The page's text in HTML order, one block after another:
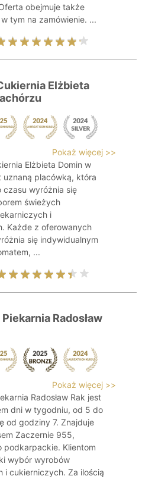
obejmuje także
tym na zamówienie. ...
Elżbieta
Pokaż więcej >>
Elżbieta Domin w
uznaną placówką, która
czasu wyróżnia się
świeżych
i
Każde z oferowanych
się indywidualnym
...
Radosław
Pokaż więcej >>
Radosław Rak jest
dni w tygodniu, od 5 do
od godziny 7. Znajduje
Zaczernie 955,
podkarpackie. Klientom
wybór wyrobów
i cukierniczych. Za ilością